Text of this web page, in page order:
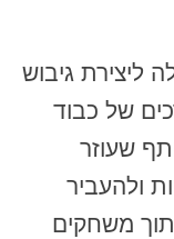
ליצירת גיבוש
של כבוד
שעוזר
ולהעביר
משחקים